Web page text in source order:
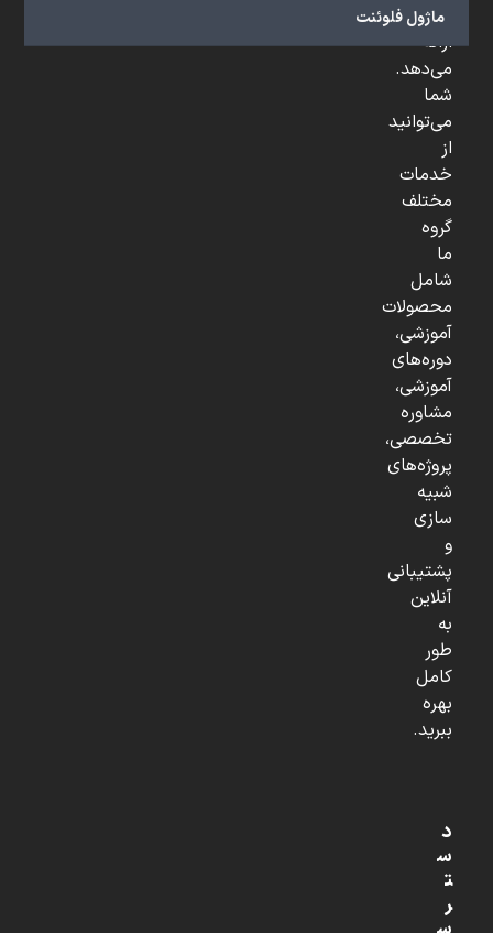
ماژول فلوئنت
...
ارائه
می‌دهد.
شما
می‌توانید
از
خدمات
مختلف
گروه
ما
شامل
محصولات
آموزشی،
دوره‌های
آموزشی،
مشاوره
تخصصی،
پروژه‌های
شبیه
سازی
و
پشتیبانی
آنلاین
به
طور
کامل
بهره
ببرید.
د
س
ت
ر